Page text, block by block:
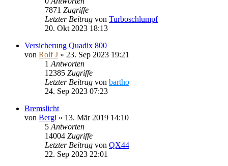
7871 Zugriffe
Letzter Beitrag von Turboschlumpf
20. Okt 2023 18:13
Versicherung Quadix 800
von Rolf J » 23. Sep 2023 19:21
1 Antworten
12385 Zugriffe
Letzter Beitrag von bartho
24. Sep 2023 07:23
Bremslicht
von Bergi » 13. Mär 2019 14:10
5 Antworten
14004 Zugriffe
Letzter Beitrag von QX44
22. Sep 2023 22:01